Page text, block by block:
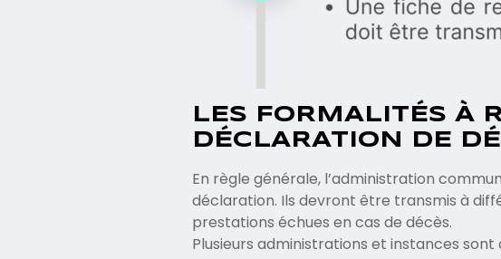
LES FORMALITÉS À
DÉCLARATION DE
En règle générale, l’administration
déclaration. Ils devront être transmis à
prestations échues en cas de décès.
Plusieurs administrations et instances sont